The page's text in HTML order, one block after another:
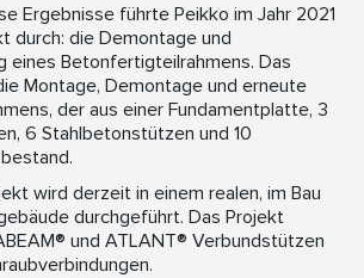
Ergebnisse führte Peikko im Jahr 2021
durch: die Demontage und
eines Betonfertigteilrahmens. Das
Montage, Demontage und erneute
der aus einer Fundamentplatte, 3
6 Stahlbetonstützen und 10
wird derzeit in einem realen, im Bau
durchgeführt. Das Projekt
und ATLANT® Verbundstützen